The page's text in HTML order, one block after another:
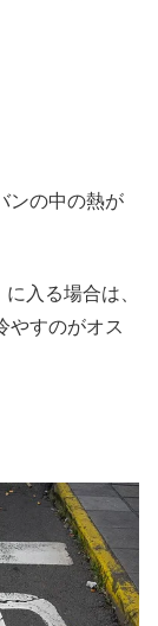
ンの中の熱が
入る場合は、
やすのがオス